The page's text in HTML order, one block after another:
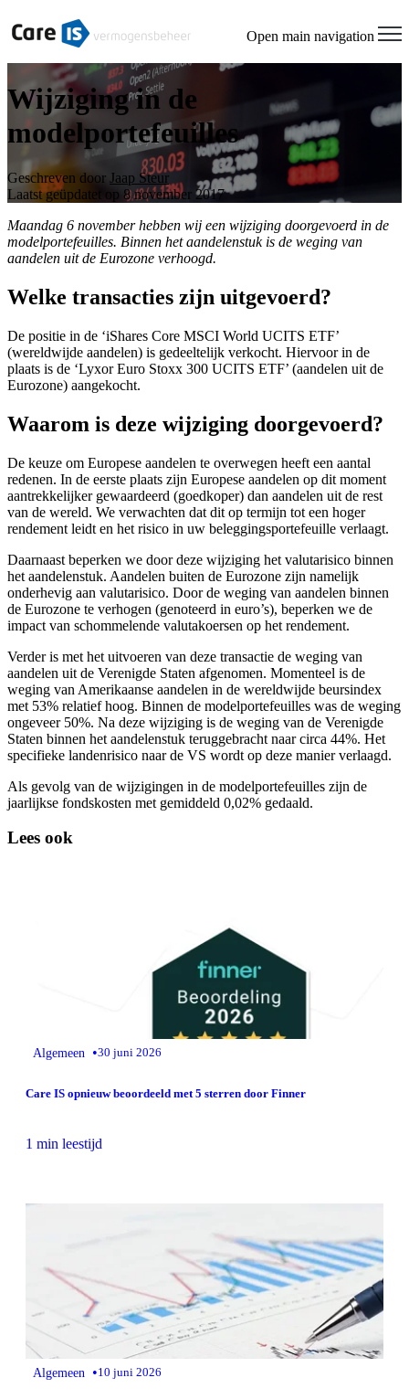
Open main navigation
Wijziging in de
modelportefeuilles
Geschreven door Jaap Steur
Laatst geüpdatet op 8 november 2017
Maandag 6 november hebben wij een wijziging doorgevoerd in de
modelportefeuilles. Binnen het aandelenstuk is de weging van
aandelen uit de Eurozone verhoogd.
Welke transacties zijn uitgevoerd?
De positie in de ‘iShares Core MSCI World UCITS ETF’
(wereldwijde aandelen) is gedeeltelijk verkocht. Hiervoor in de
plaats is de ‘Lyxor Euro Stoxx 300 UCITS ETF’ (aandelen uit de
Eurozone) aangekocht.
Waarom is deze wijziging doorgevoerd?
De keuze om Europese aandelen te overwegen heeft een aantal
redenen. In de eerste plaats zijn Europese aandelen op dit moment
aantrekkelijker gewaardeerd (goedkoper) dan aandelen uit de rest
van de wereld. We verwachten dat dit op termijn tot een hoger
rendement leidt en het risico in uw beleggingsportefeuille verlaagt.
Daarnaast beperken we door deze wijziging het valutarisico binnen
het aandelenstuk. Aandelen buiten de Eurozone zijn namelijk
onderhevig aan valutarisico. Door de weging van aandelen binnen
de Eurozone te verhogen (genoteerd in euro’s), beperken we de
impact van schommelende valutakoersen op het rendement.
Verder is met het uitvoeren van deze transactie de weging van
aandelen uit de Verenigde Staten afgenomen. Momenteel is de
weging van Amerikaanse aandelen in de wereldwijde beursindex
met 53% relatief hoog. Binnen de modelportefeuilles was de weging
ongeveer 50%. Na deze wijziging is de weging van de Verenigde
Staten binnen het aandelenstuk teruggebracht naar circa 44%. Het
specifieke landenrisico naar de VS wordt op deze manier verlaagd.
Als gevolg van de wijzigingen in de modelportefeuilles zijn de
jaarlijkse fondskosten met gemiddeld 0,02% gedaald.
Lees ook
Algemeen •30 juni 2026
Care IS opnieuw beoordeeld met 5 sterren door Finner
1 min leestijd
Algemeen •10 juni 2026